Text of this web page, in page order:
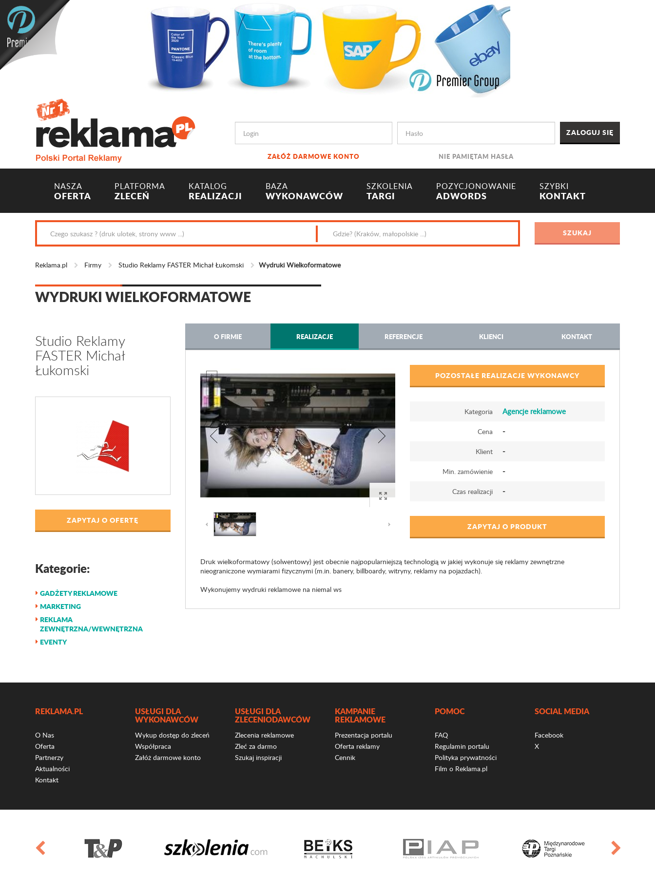
ZAŁÓŻ DARMOWE KONTO NIE PAMIĘTAM HASŁA
NASZA
OFERTA
PLATFORMA
ZLECEŃ
KATALOG
REALIZACJI
BAZA
WYKONAWCÓW
SZKOLENIA
TARGI
POZYCJONOWANIE
ADWORDS
SZYBKI
KONTAKT
Reklama.pl Firmy Studio Reklamy FASTER Michał Łukomski Wydruki Wielkoformatowe
WYDRUKI WIELKOFORMATOWE
Studio Reklamy
FASTER Michał
Łukomski
ZAPYTAJ O OFERTĘ
Kategorie:
GADŻETY REKLAMOWE
MARKETING
REKLAMA
ZEWNĘTRZNA/WEWNĘTRZNA
EVENTY
O FIRMIE REALIZACJE REFERENCJE KLIENCI KONTAKT
POZOSTAŁE REALIZACJE WYKONAWCY
Kategoria Agencje reklamowe
Cena -
Klient -
Min. zamówienie -
Czas realizacji -
ZAPYTAJ O PRODUKT
Druk wielkoformatowy (solwentowy) jest obecnie najpopularniejszą technologią w jakiej wykonuje się reklamy zewnętrzne
nieograniczone wymiarami fizycznymi (m.in. banery, billboardy, witryny, reklamy na pojazdach).
Wykonujemy wydruki reklamowe na niemal ws
REKLAMA.PL
O Nas
Oferta
Partnerzy
Aktualności
Kontakt
USŁUGI DLA
WYKONAWCÓW
Wykup dostęp do zleceń
Współpraca
Załóż darmowe konto
USŁUGI DLA
ZLECENIODAWCÓW
Zlecenia reklamowe
Zleć za darmo
Szukaj inspiracji
KAMPANIE
REKLAMOWE
Prezentacja portalu
Oferta reklamy
Cennik
POMOC
FAQ
Regulamin portalu
Polityka prywatności
Film o Reklama.pl
SOCIAL MEDIA
Facebook
X